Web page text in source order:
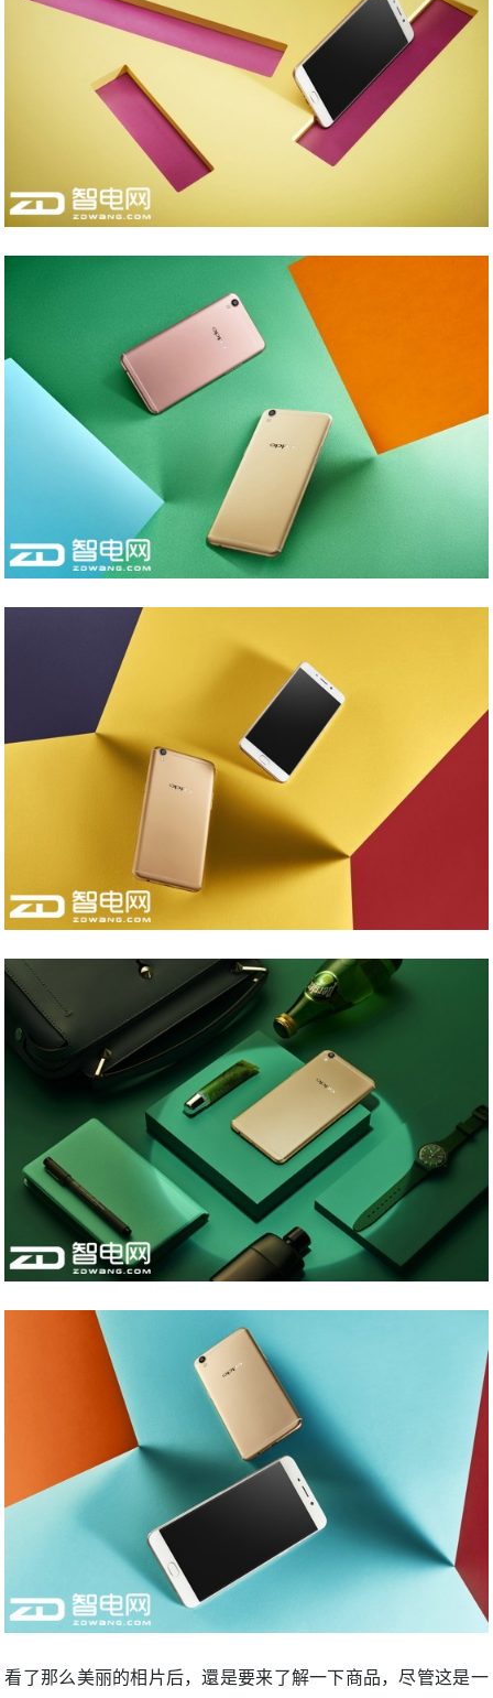
看了那么美丽的相片后，還是要来了解一下商品，尽管这是一